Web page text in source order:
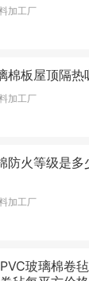
加工厂
棉板屋顶隔
加工厂
防火等级是
加工厂
PVC玻璃棉卷